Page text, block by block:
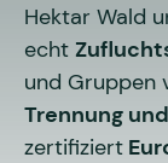
Hektar Wald
echt
und Gruppen
Trennung
zertifiziert